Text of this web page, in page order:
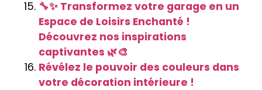
🔧✨ Transformez votre garage en un
Espace de Loisirs Enchanté !
Découvrez nos inspirations
captivantes 🌿🎨
Révélez le pouvoir des couleurs dans
votre décoration intérieure !